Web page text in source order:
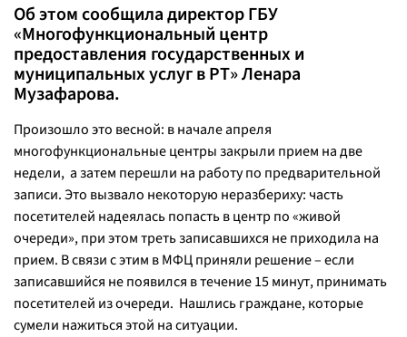
Об этом сообщила директор ГБУ
«Многофункциональный центр
предоставления государственных и
муниципальных услуг в РТ» Ленара
Музафарова.
Произошло это весной: в начале апреля
многофункциональные центры закрыли прием на две
недели, а затем перешли на работу по предварительной
записи. Это вызвало некоторую неразбериху: часть
посетителей надеялась попасть в центр по «живой
очереди», при этом треть записавшихся не приходила на
прием. В связи с этим в МФЦ приняли решение – если
записавшийся не появился в течение 15 минут, принимать
посетителей из очереди. Нашлись граждане, которые
сумели нажиться этой на ситуации.